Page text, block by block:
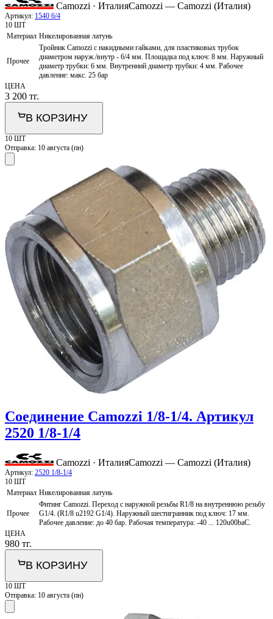
Camozzi · ИталияCamozzi — Camozzi (Италия)
Артикул: 1540 6/4
10 ШТ
Материал Никелированная латунь
Прочее
Тройник Camozzi с накидными гайками, для пластиковых трубок
диаметром наруж./внутр - 6/4 мм. Площадка под ключ: 8 мм. Наружный
диаметр трубки: 6 мм. Внутренний диаметр трубки: 4 мм. Рабочее
давление: макс. 25 бар
ЦЕНА
3 200 тг.
В КОРЗИНУ
10 ШТ
Отправка: 10 августа (пн)
Соединение Camozzi 1/8-1/4. Артикул
2520 1/8-1/4
Camozzi · ИталияCamozzi — Camozzi (Италия)
Артикул: 2520 1/8-1/4
10 ШТ
Материал Никелированная латунь
Прочее
Фитинг Camozzi. Переход с наружной резьбы R1/8 на внутреннюю резьбу
G1/4. (R1/8 u2192 G1/4). Наружный шестигранник под ключ: 17 мм.
Рабочее давление: до 40 бар. Рабочая температура: -40 ... 120u00baС.
ЦЕНА
980 тг.
В КОРЗИНУ
10 ШТ
Отправка: 10 августа (пн)